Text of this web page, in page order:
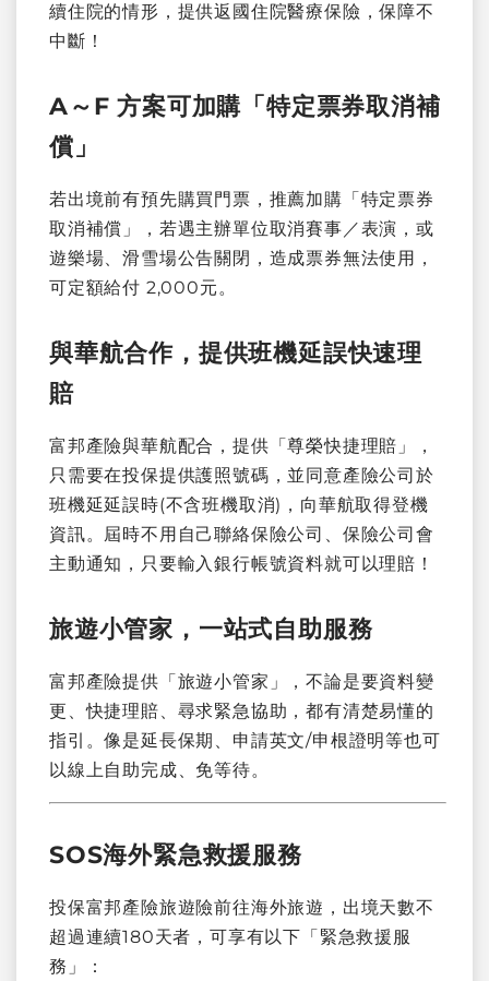
續住院的情形，提供返國住院醫療保險，保障不
中斷！
A～F 方案可加購「特定票券取消補
償」
若出境前有預先購買門票，推薦加購「特定票券
取消補償」，若遇主辦單位取消賽事／表演，或
遊樂場、滑雪場公告關閉，造成票券無法使用，
可定額給付 2,000元。
與華航合作，提供班機延誤快速理
賠
富邦產險與華航配合，提供「尊榮快捷理賠」，
只需要在投保提供護照號碼，並同意產險公司於
班機延延誤時(不含班機取消)，向華航取得登機
資訊。屆時不用自己聯絡保險公司、保險公司會
主動通知，只要輸入銀行帳號資料就可以理賠！
旅遊小管家，一站式自助服務
富邦產險提供「旅遊小管家」，不論是要資料變
更、快捷理賠、尋求緊急協助，都有清楚易懂的
指引。像是延長保期、申請英文/申根證明等也可
以線上自助完成、免等待。
SOS海外緊急救援服務
投保富邦產險旅遊險前往海外旅遊，出境天數不
超過連續180天者，可享有以下「緊急救援服
務」：